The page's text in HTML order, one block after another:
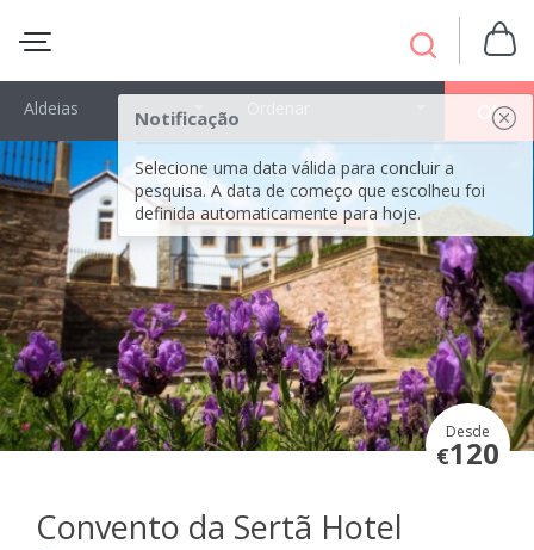
Notificação
Selecione uma data válida para concluir a
pesquisa. A data de começo que escolheu foi
definida automaticamente para hoje.
OK
Aldeias
Desde
€120
Convento da Sertã Hotel